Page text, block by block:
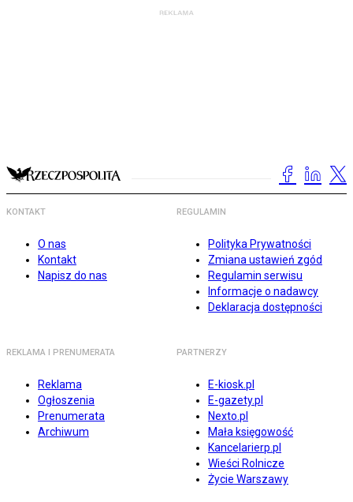
KONTAKT
O nas
Kontakt
Napisz do nas
REGULAMIN
Polityka Prywatności
Zmiana ustawień zgód
Regulamin serwisu
Informacje o nadawcy
Deklaracja dostępności
REKLAMA I PRENUMERATA
Reklama
Ogłoszenia
Prenumerata
Archiwum
PARTNERZY
E-kiosk.pl
E-gazety.pl
Nexto.pl
Mała księgowość
Kancelarierp.pl
Wieści Rolnicze
Życie Warszawy